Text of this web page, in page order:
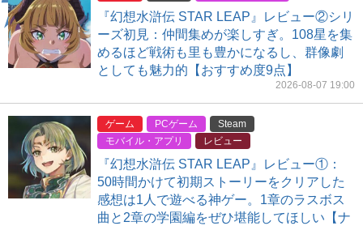
『幻想水滸伝 STAR LEAP』レビュー②シリ
ーズ初見：仲間集めが楽しすぎ。108星を集
めるほど戦術も里も豊かになるし、群像劇
としても魅力的【おすすめ度9点】
2026-08-07 19:00
ゲーム PCゲーム
Steam
モバイル・アプリ
レビュー
『幻想水滸伝 STAR LEAP』レビュー①：
50時間かけて初期ストーリーをクリアした
感想は1人で遊べる神ゲー。1章のラスボス
曲と2章の学園編をぜひ堪能してほしい【ナ